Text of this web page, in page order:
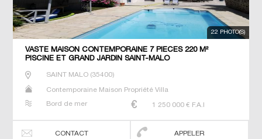
22 PHOTO(S)
VASTE MAISON CONTEMPORAINE 7 PIECES 220 M²
PISCINE ET GRAND JARDIN SAINT-MALO
SAINT MALO(35400)
Contemporaine Maison Propriété Villa
Bord de mer 1 250 000 € F.A.I
CONTACT APPELER